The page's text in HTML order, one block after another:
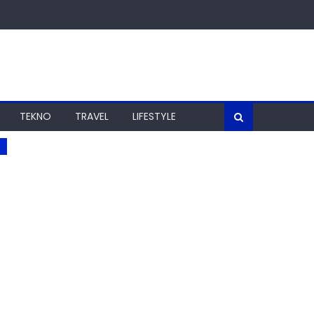
TEKNO TRAVEL LIFESTYLE